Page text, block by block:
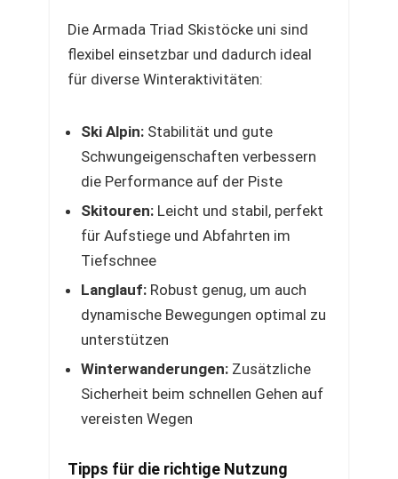
Die Armada Triad Skistöcke uni sind
flexibel einsetzbar und dadurch ideal
für diverse Winteraktivitäten:
Ski Alpin: Stabilität und gute
Schwungeigenschaften verbessern
die Performance auf der Piste
Skitouren: Leicht und stabil, perfekt
für Aufstiege und Abfahrten im
Tiefschnee
Langlauf: Robust genug, um auch
dynamische Bewegungen optimal zu
unterstützen
Winterwanderungen: Zusätzliche
Sicherheit beim schnellen Gehen auf
vereisten Wegen
Tipps für die richtige Nutzung